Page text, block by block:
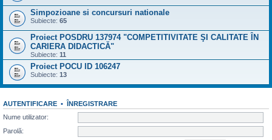
Simpozioane si concursuri nationale
Subiecte: 65
Proiect POSDRU 137974 "COMPETITIVITATE ŞI CALITATE ÎN
CARIERA DIDACTICĂ"
Subiecte: 11
Proiect POCU ID 106247
Subiecte: 13
AUTENTIFICARE • ÎNREGISTRARE
Nume utilizator:
Parolă: